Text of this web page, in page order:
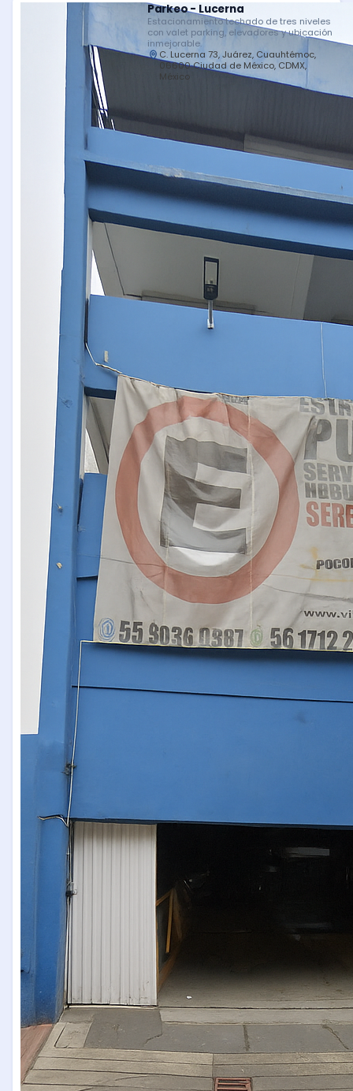
Parkeo - Lucerna
Estacionamiento techado de tres niveles
con valet parking, elevadores y ubicación
inmejorable.
C. Lucerna 73, Juárez, Cuauhtémoc,
06600 Ciudad de México, CDMX,
México